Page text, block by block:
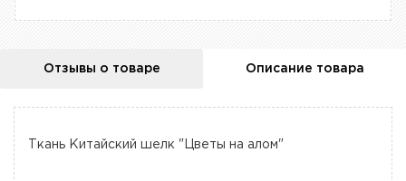
Отзывы о товаре Описание товара
Ткань Китайский шелк "Цветы на алом"